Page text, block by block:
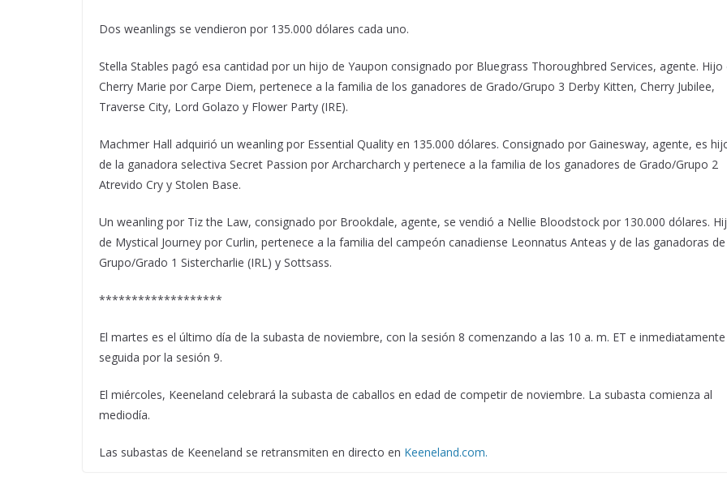
Dos weanlings se vendieron por 135.000 dólares cada uno.
Stella Stables pagó esa cantidad por un hijo de Yaupon consignado por Bluegrass Thoroughbred Services, agente. Hijo
Cherry Marie por Carpe Diem, pertenece a la familia de los ganadores de Grado/Grupo 3 Derby Kitten, Cherry Jubilee,
Traverse City, Lord Golazo y Flower Party (IRE).
Machmer Hall adquirió un weanling por Essential Quality en 135.000 dólares. Consignado por Gainesway, agente, es
de la ganadora selectiva Secret Passion por Archarcharch y pertenece a la familia de los ganadores de Grado/Grupo 2
Atrevido Cry y Stolen Base.
Un weanling por Tiz the Law, consignado por Brookdale, agente, se vendió a Nellie Bloodstock por 130.000 dólares.
de Mystical Journey por Curlin, pertenece a la familia del campeón canadiense Leonnatus Anteas y de las ganadoras de
Grupo/Grado 1 Sistercharlie (IRL) y Sottsass.
*******************
El martes es el último día de la subasta de noviembre, con la sesión 8 comenzando a las 10 a. m. ET e inmediatamente
seguida por la sesión 9.
El miércoles, Keeneland celebrará la subasta de caballos en edad de competir de noviembre. La subasta comienza al
mediodía.
Las subastas de Keeneland se retransmiten en directo en Keeneland.com.